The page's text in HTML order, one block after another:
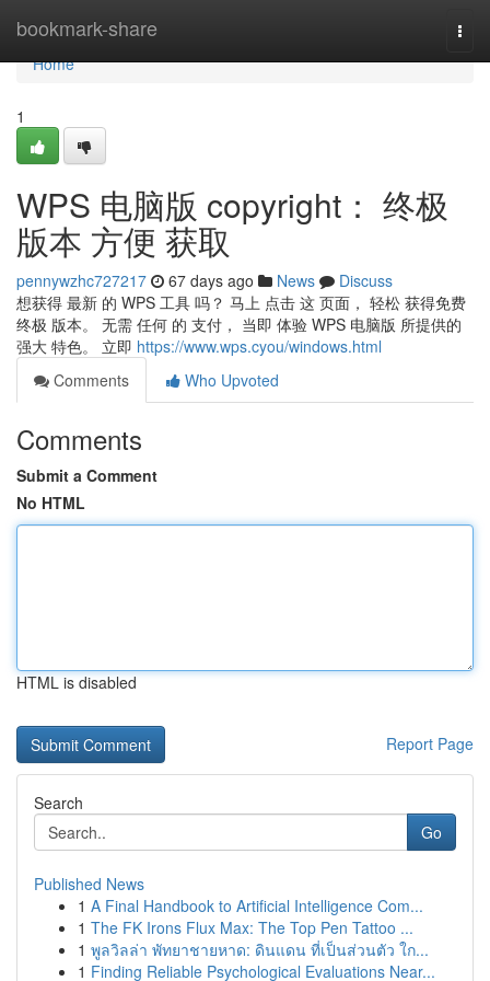
bookmark-share
Home
Home
1
WPS 电脑版 copyright： 终极
版本 方便 获取
pennywzhc727217 67 days ago News
Discuss
想获得 最新 的 WPS 工具 吗？ 马上 点击 这 页面， 轻松 获得免费
终极 版本。 无需 任何 的 支付， 当即 体验 WPS 电脑版 所提供的
强大 特色。 立即 https://www.wps.cyou/windows.html
Comments
Who Upvoted
Comments
Submit a Comment
No HTML
HTML is disabled
Report Page
Search
Go
Published News
1 A Final Handbook to Artificial Intelligence Com...
1 The FK Irons Flux Max: The Top Pen Tattoo ...
1 พูลวิลล่า พัทยาชายหาด: ดินแดน ที่เป็นส่วนตัว ใก...
1 Finding Reliable Psychological Evaluations Near...